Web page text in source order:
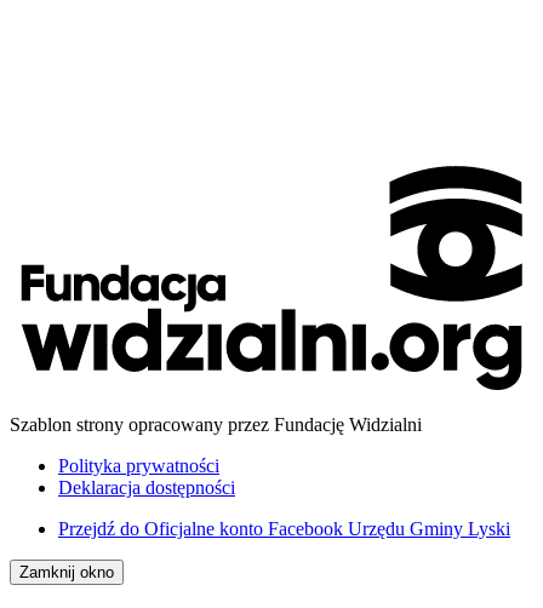
Szablon strony opracowany przez Fundację Widzialni
Polityka prywatności
Deklaracja dostępności
Przejdź do Oficjalne konto Facebook Urzędu Gminy Lyski
Zamknij okno